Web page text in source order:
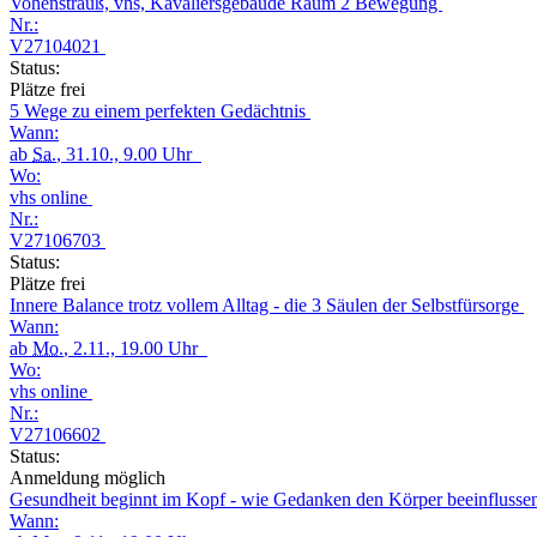
Nr.:
V27104021
Status:
Plätze frei
5 Wege zu einem perfekten Gedächtnis
Wann:
ab Sa., 31.10., 9.00 Uhr
Wo:
vhs online
Nr.:
V27106703
Status:
Plätze frei
Innere Balance trotz vollem Alltag - die 3 Säulen der Selbstfürsorge
Wann:
ab Mo., 2.11., 19.00 Uhr
Wo:
vhs online
Nr.:
V27106602
Status:
Anmeldung möglich
Gesundheit beginnt im Kopf - wie Gedanken den Körper
Wann: